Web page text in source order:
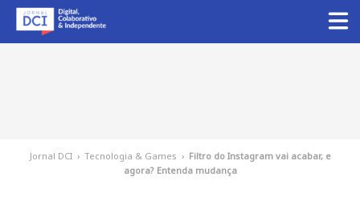
Jornal DCI › Tecnologia & Games › Filtro do Instagram vai acabar, e
agora? Entenda mudança